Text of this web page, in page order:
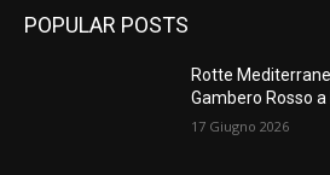
POPULAR POSTS
Rotte
Gambero Rosso
17 Giugno 2026